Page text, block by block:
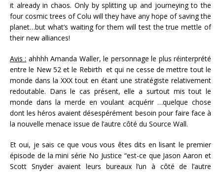
it already in chaos. Only by splitting up and journeying to the
four cosmic trees of Colu will they have any hope of saving the
planet…but what’s waiting for them will test the true mettle of
their new alliances!
Avis : ahhhh Amanda Waller, le personnage le plus réinterprété
entre le New 52 et le Rebirth et qui ne cesse de mettre tout le
monde dans la XXX tout en étant une stratégiste relativement
redoutable. Dans le cas présent, elle a surtout mis tout le
monde dans la merde en voulant acquérir …quelque chose
dont les héros avaient désespérément besoin pour faire face à
la nouvelle menace issue de l’autre côté du Source Wall.
Et oui, je sais ce que vous vous êtes dits en lisant le premier
épisode de la mini série No Justice “est-ce que Jason Aaron et
Scott Snyder avaient leurs bureaux l’un à côté de l’autre